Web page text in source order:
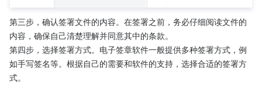
第三步，确认签署文件的内容。在签署之前，务必仔细阅读文件的
内容，确保自己清楚理解并同意其中的条款。
第四步，选择签署方式。电子签章软件一般提供多种签署方式，例
如手写签名等。根据自己的需要和软件的支持，选择合适的签署方
式。